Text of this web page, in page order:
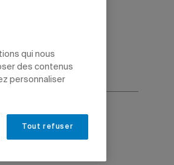
qui nous
des contenus
personnaliser
Tout refuser